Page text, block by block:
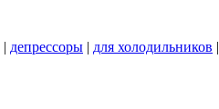
| депрессоры | для холодильников |